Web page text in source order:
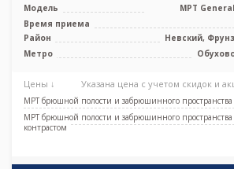
Модель
МРТ
Время приема
Район
Невский,
Метро
Цены ↓ Указана цена с учетом скидок и
МРТ брюшной полости и забрюшинного пространства
МРТ брюшной полости и забрюшинного пространства
контрастом